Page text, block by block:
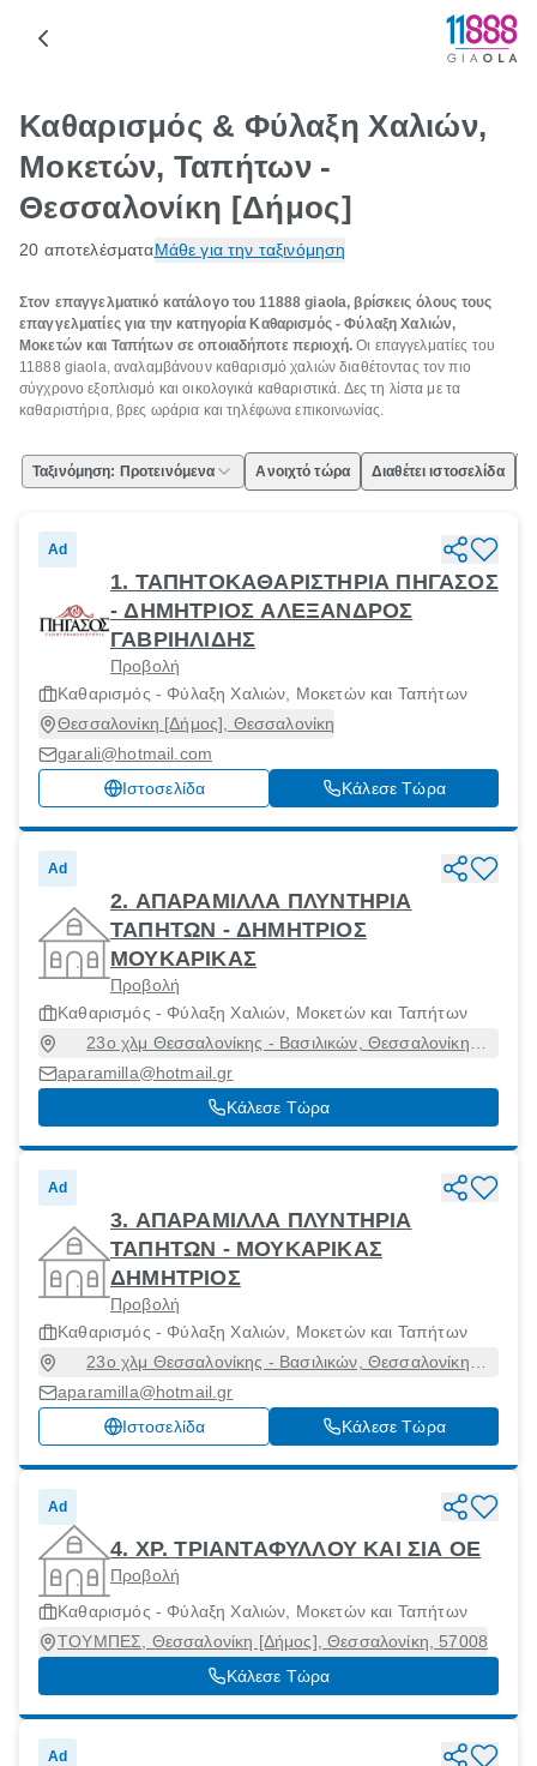
Καθαρισμός & Φύλαξη Χαλιών,
Μοκετών, Ταπήτων -
Θεσσαλονίκη [Δήμος]
20 αποτελέσματαΜάθε για την ταξινόμηση
Στον επαγγελματικό κατάλογο του 11888 giaola, βρίσκεις όλους τους
επαγγελματίες για την κατηγορία Καθαρισμός - Φύλαξη Χαλιών,
Μοκετών και Ταπήτων σε οποιαδήποτε περιοχή. Οι επαγγελματίες του
11888 giaola, αναλαμβάνουν καθαρισμό χαλιών διαθέτοντας τον πιο
σύγχρονο εξοπλισμό και οικολογικά καθαριστικά. Δες τη λίστα με τα
καθαριστήρια, βρες ωράρια και τηλέφωνα επικοινωνίας.
Ταξινόμηση: Προτεινόμενα Ανοιχτό τώρα Διαθέτει ιστοσελίδα
Ad
1. ΤΑΠΗΤΟΚΑΘΑΡΙΣΤΗΡΙΑ ΠΗΓΑΣΟΣ
- ΔΗΜΗΤΡΙΟΣ ΑΛΕΞΑΝΔΡΟΣ
ΓΑΒΡΙΗΛΙΔΗΣ
Προβολή
Καθαρισμός - Φύλαξη Χαλιών, Μοκετών και Ταπήτων
Θεσσαλονίκη [Δήμος], Θεσσαλονίκη
garali@hotmail.com
Ιστοσελίδα
Κάλεσε Τώρα
Ad
2. ΑΠΑΡΑΜΙΛΛΑ ΠΛΥΝΤΗΡΙΑ
ΤΑΠΗΤΩΝ - ΔΗΜΗΤΡΙΟΣ
ΜΟΥΚΑΡΙΚΑΣ
Προβολή
Καθαρισμός - Φύλαξη Χαλιών, Μοκετών και Ταπήτων
23ο χλμ Θεσσαλονίκης - Βασιλικών, Θεσσαλονίκη
[Δήμος], Θεσσαλονίκη, 57006
aparamilla@hotmail.gr
Κάλεσε Τώρα
Ad
3. ΑΠΑΡΑΜΙΛΛΑ ΠΛΥΝΤΗΡΙΑ
ΤΑΠΗΤΩΝ - ΜΟΥΚΑΡΙΚΑΣ
ΔΗΜΗΤΡΙΟΣ
Προβολή
Καθαρισμός - Φύλαξη Χαλιών, Μοκετών και Ταπήτων
23ο χλμ Θεσσαλονίκης - Βασιλικών, Θεσσαλονίκη
[Δήμος], Θεσσαλονίκη, 57006
aparamilla@hotmail.gr
Ιστοσελίδα
Κάλεσε Τώρα
Ad
4. ΧΡ. ΤΡΙΑΝΤΑΦΥΛΛΟΥ ΚΑΙ ΣΙΑ ΟΕ
Προβολή
Καθαρισμός - Φύλαξη Χαλιών, Μοκετών και Ταπήτων
ΤΟΥΜΠΕΣ, Θεσσαλονίκη [Δήμος], Θεσσαλονίκη, 57008
Κάλεσε Τώρα
Ad